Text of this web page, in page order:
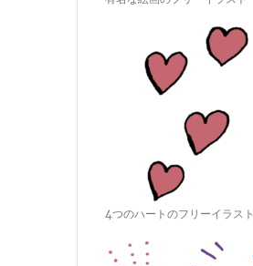
4つのハートのフリーイラスト